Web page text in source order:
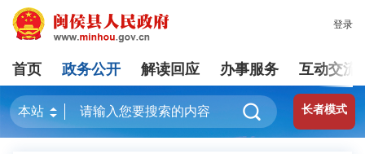
登录
首页 政务公开 解读回应 办事服务 互动交流
长者模式